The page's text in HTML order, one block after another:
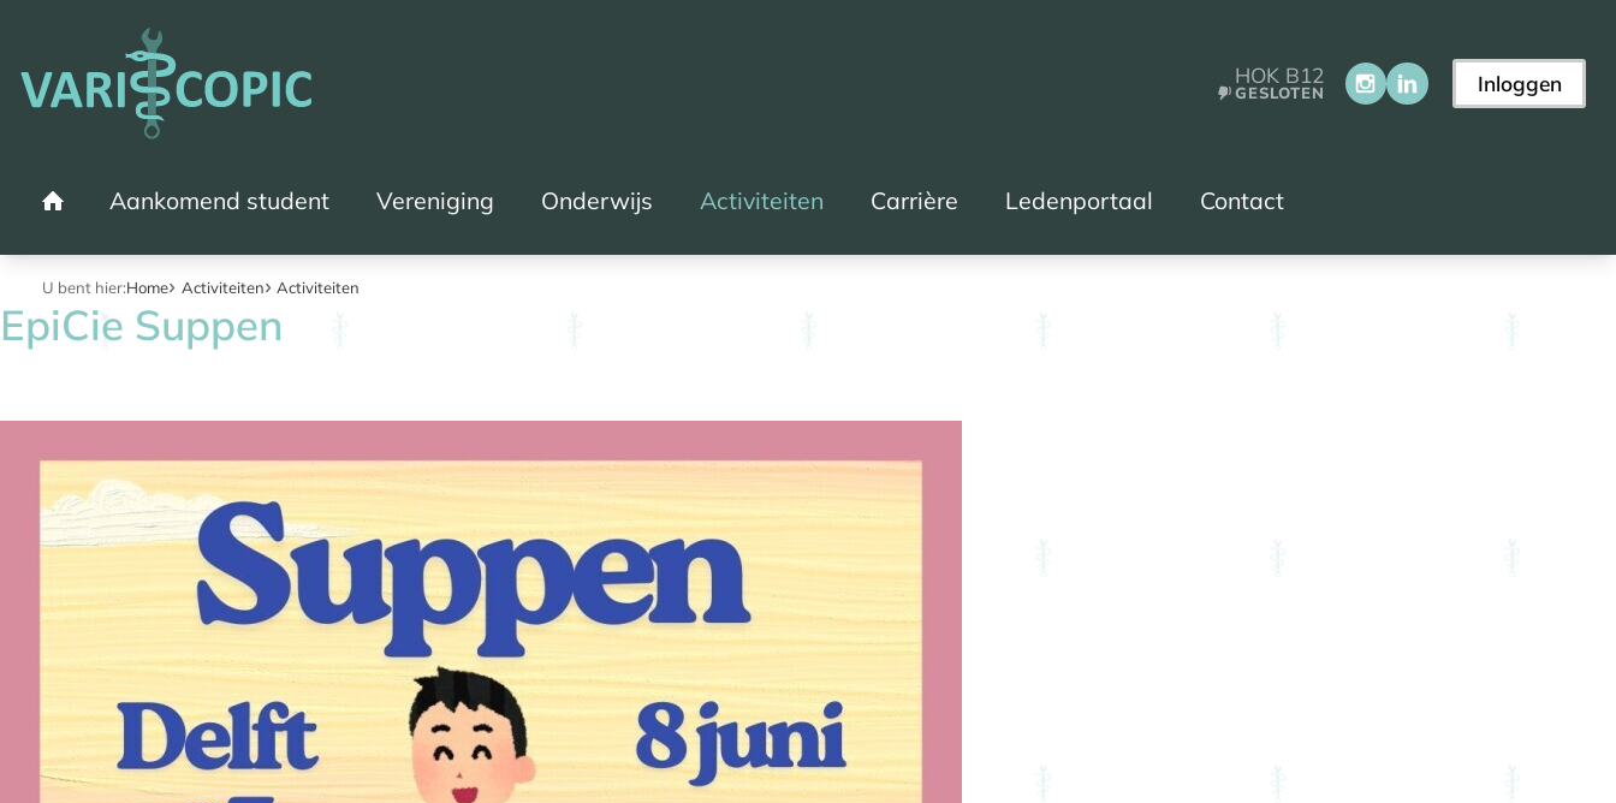
Home
Aankomend student Vereniging Onderwijs Activiteiten Carrière Ledenportaal Contact
HOK B12
GESLOTEN Inloggen
U bent hier:Home Activiteiten Activiteiten
EpiCie Suppen